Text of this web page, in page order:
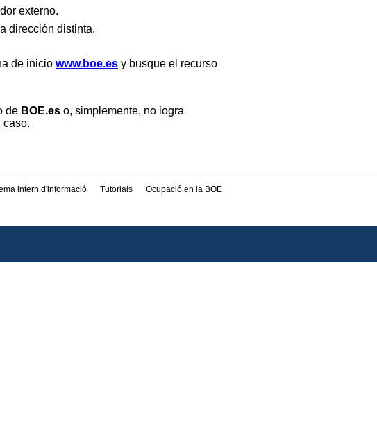
externo.
dirección distinta.
de inicio www.boe.es y busque el recurso
de BOE.es o, simplemente, no logra
caso.
intern d'informació Tutorials Ocupació en la BOE